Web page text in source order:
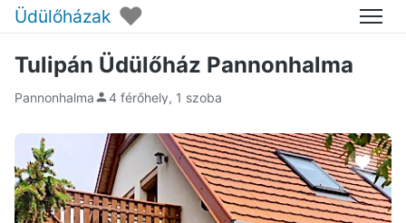
Üdülőházak ♥ Menü
Tulipán Üdülőház Pannonhalma
Pannonhalma 4 férőhely, 1 szoba